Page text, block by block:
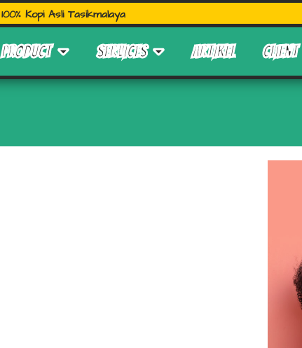
100% Kopi Asli Tasikmalaya
PRODUCT SERVICES ARTIKEL CLIENT